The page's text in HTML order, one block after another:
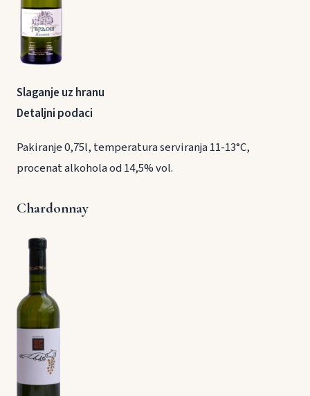
Slaganje uz hranu
Detaljni podaci
Pakiranje 0,75l, temperatura serviranja 11-13°C,
procenat alkohola od 14,5% vol.
Chardonnay